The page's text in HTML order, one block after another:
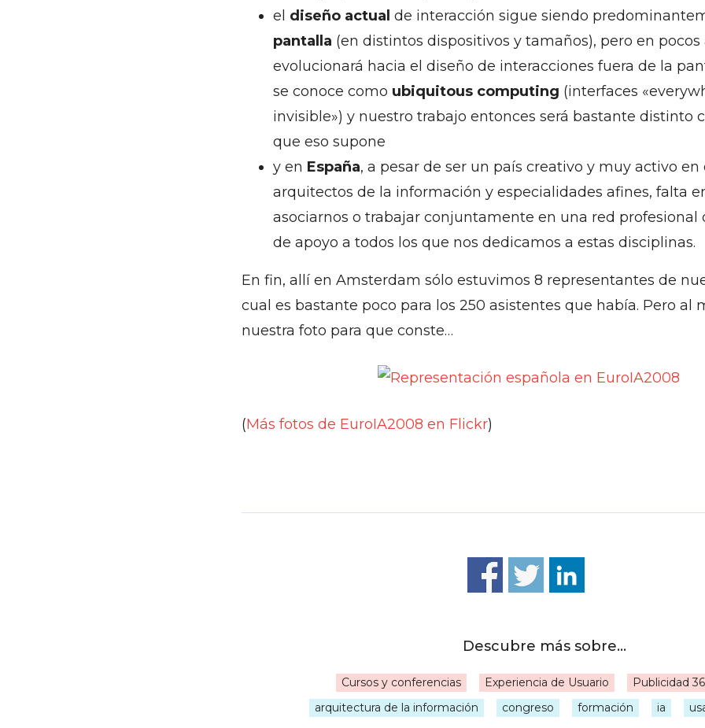
el diseño actual de interacción sigue siendo
pantalla (en distintos dispositivos y tamaños), pero en pocos
evolucionará hacia el diseño de interacciones fuera de la
se conoce como ubiquitous computing (interfaces
invisible») y nuestro trabajo entonces será bastante distinto
que eso supone
y en España, a pesar de ser un país creativo y muy activo en
arquitectos de la información y especialidades afines, falta
asociarnos o trabajar conjuntamente en una red profesional
de apoyo a todos los que nos dedicamos a estas disciplinas.
En fin, allí en Amsterdam sólo estuvimos 8 representantes de
cual es bastante poco para los 250 asistentes que había. Pero al
nuestra foto para que conste…
(Más fotos de EuroIA2008 en Flickr)
Cursos y conferencias Experiencia de Usuario Publicidad
arquitectura de la información congreso formación ia